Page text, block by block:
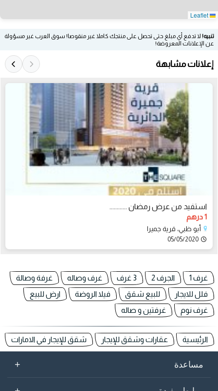
تنبيه! لا تدفع أي مبلغ حتى تحصل على منتجك كاملا غير منقوصا! سوق العرب غير مسؤولة
عن الإعلانات المعروضة!
إعلانات مشابهة
استفيد من عرض رمضان ............
1 درهم
أبو ظبي، قرية جميرا
05/05/2020
غرف 1 الجرف 2 3 غرف غرف وصاله
غرفة وصالة
فلل للايجار
للبيع شقق فيلا الروضة
ارض للبيع
غرف نوم
غرفتين و صاله
الرئيسية عقارات وشقق للإيجار شقق للإيجار في الامارات
مساعدة +